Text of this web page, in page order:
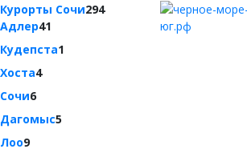
Курорты Сочи294
Адлер41
Кудепста1
Хоста4
Сочи6
Дагомыс5
Лоо9